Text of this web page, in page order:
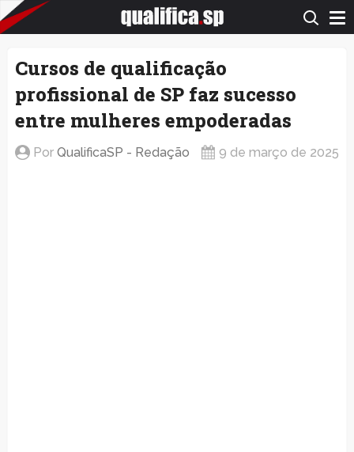
QualificaSP.com
Cursos de qualificação
profissional de SP faz sucesso
entre mulheres empoderadas
Por QualificaSP - Redação 9 de março de 2025